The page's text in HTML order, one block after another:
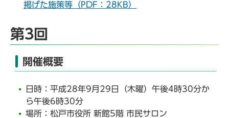
掲げた施策等（PDF：28KB）
第3回
開催概要
日時：平成28年9月29日（木曜）午後4時30分か
ら午後6時30分
場所：松戸市役所 新館5階 市民サロン